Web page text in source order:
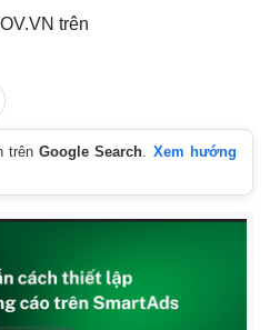
Giá cà phê
trên
trênGoogle Search. Xem hướng